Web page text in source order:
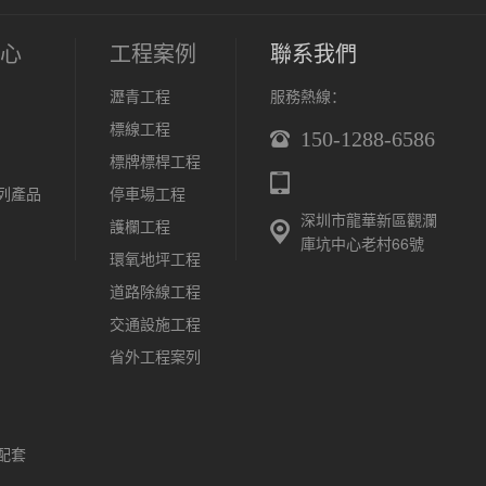
產品
套
工程案例
瀝青工程
標線工程
標牌標桿工程
停車場工程
護欄工程
環氧地坪工程
道路除線工程
交通設施工程
省外工程案列
聯系我們
服務熱線：
150-1288-6586
深圳市龍華新區觀瀾
庫坑中心老村66號